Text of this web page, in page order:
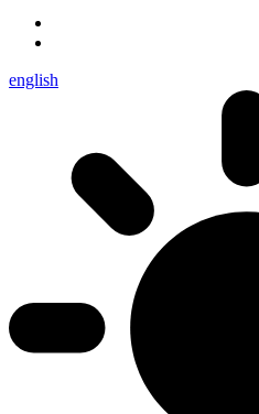
english